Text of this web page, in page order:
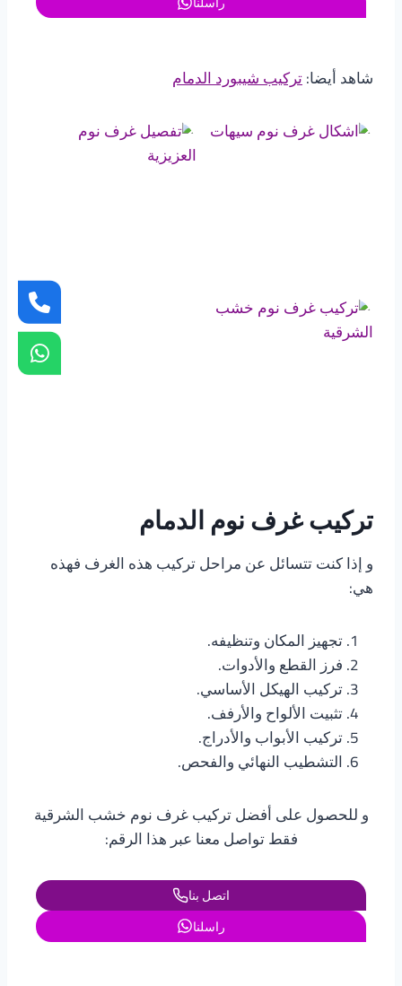
شاهد أيضا:تركيب شيبورد الدمام
تركيب غرف نوم الدمام
و إذا كنت تتسائل عن مراحل تركيب هذه الغرف فهذه
هي:
تجهيز المكان وتنظيفه.
فرز القطع والأدوات.
تركيب الهيكل الأساسي.
تثبيت الألواح والأرفف.
تركيب الأبواب والأدراج.
التشطيب النهائي والفحص.
و للحصول على أفضل تركيب غرف نوم خشب الشرقية
فقط تواصل معنا عبر هذا الرقم:
اتصل بنا
راسلنا